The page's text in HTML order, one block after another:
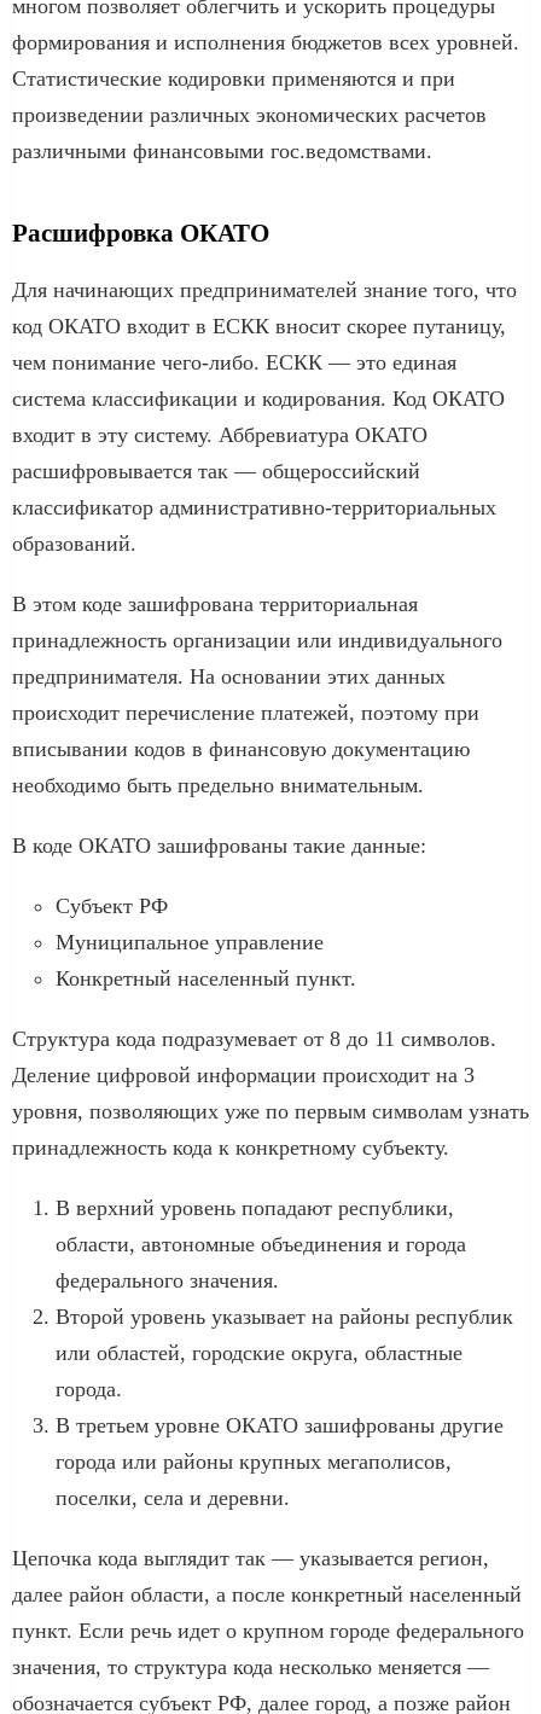
многом позволяет облегчить и ускорить процедуры
формирования и исполнения бюджетов всех уровней.
Статистические кодировки применяются и при
произведении различных экономических расчетов
различными финансовыми гос.ведомствами.
Расшифровка ОКАТО
Для начинающих предпринимателей знание того, что
код ОКАТО входит в ЕСКК вносит скорее путаницу,
чем понимание чего-либо. ЕСКК — это единая
система классификации и кодирования. Код ОКАТО
входит в эту систему. Аббревиатура ОКАТО
расшифровывается так — общероссийский
классификатор административно-территориальных
образований.
В этом коде зашифрована территориальная
принадлежность организации или индивидуального
предпринимателя. На основании этих данных
происходит перечисление платежей, поэтому при
вписывании кодов в финансовую документацию
необходимо быть предельно внимательным.
В коде ОКАТО зашифрованы такие данные:
Субъект РФ
Муниципальное управление
Конкретный населенный пункт.
Структура кода подразумевает от 8 до 11 символов.
Деление цифровой информации происходит на 3
уровня, позволяющих уже по первым символам узнать
принадлежность кода к конкретному субъекту.
В верхний уровень попадают республики,
области, автономные объединения и города
федерального значения.
Второй уровень указывает на районы республик
или областей, городские округа, областные
города.
В третьем уровне ОКАТО зашифрованы другие
города или районы крупных мегаполисов,
поселки, села и деревни.
Цепочка кода выглядит так — указывается регион,
далее район области, а после конкретный населенный
пункт. Если речь идет о крупном городе федерального
значения, то структура кода несколько меняется —
обозначается субъект РФ, далее город, а позже район